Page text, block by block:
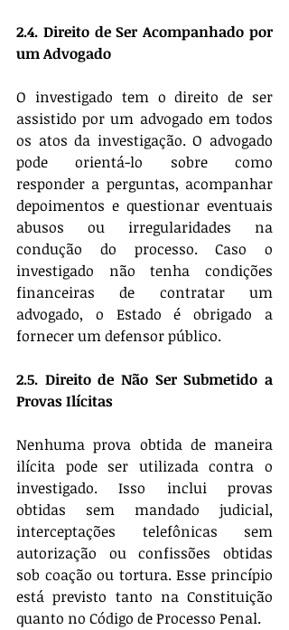
2.4. Direito de Ser Acompanhado por
um Advogado
O investigado tem o direito de ser
assistido por um advogado em todos
os atos da investigação. O advogado
pode orientá-lo sobre como
responder a perguntas, acompanhar
depoimentos e questionar eventuais
abusos ou irregularidades na
condução do processo. Caso o
investigado não tenha condições
financeiras de contratar um
advogado, o Estado é obrigado a
fornecer um defensor público.
2.5. Direito de Não Ser Submetido a
Provas Ilícitas
Nenhuma prova obtida de maneira
ilícita pode ser utilizada contra o
investigado. Isso inclui provas
obtidas sem mandado judicial,
interceptações telefônicas sem
autorização ou confissões obtidas
sob coação ou tortura. Esse princípio
está previsto tanto na Constituição
quanto no Código de Processo Penal.